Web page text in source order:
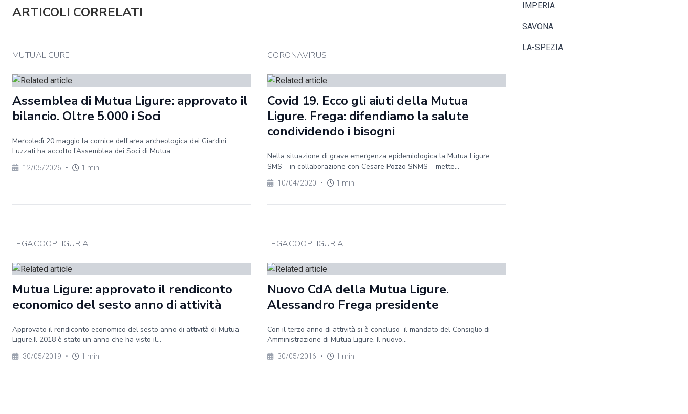
ARTICOLI CORRELATI
MUTUALIGURE
Assemblea di Mutua Ligure: approvato il
bilancio. Oltre 5.000 i Soci
Mercoledì 20 maggio la cornice dell’area archeologica dei Giardini
Luzzati ha accolto l’Assemblea dei Soci di Mutua...
12/05/2026 • 1 min
CORONAVIRUS
Covid 19. Ecco gli aiuti della Mutua
Ligure. Frega: difendiamo la salute
condividendo i bisogni
Nella situazione di grave emergenza epidemiologica la Mutua Ligure
SMS – in collaborazione con Cesare Pozzo SNMS – mette...
10/04/2020 • 1 min
LEGACOOPLIGURIA
Mutua Ligure: approvato il rendiconto
economico del sesto anno di attività
Approvato il rendiconto economico del sesto anno di attività di Mutua
Ligure.Il 2018 è stato un anno che ha visto il...
30/05/2019 • 1 min
LEGACOOPLIGURIA
Nuovo CdA della Mutua Ligure.
Alessandro Frega presidente
Con il terzo anno di attività si è concluso il mandato del Consiglio di
Amministrazione di Mutua Ligure. Il nuovo...
30/05/2016 • 1 min
IMPERIA
SAVONA
LA-SPEZIA